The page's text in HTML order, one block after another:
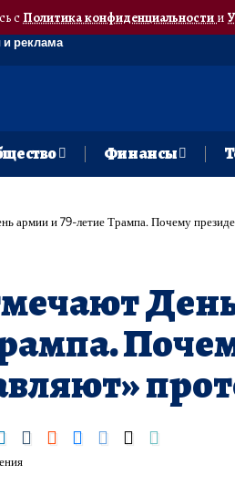
сПолитика конфиденциальностии
и реклама
Финансы
армии и 79-летие Трампа. Почему
День